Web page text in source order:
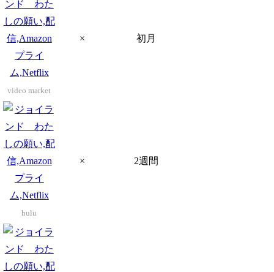
video market
× 初月
hulu
× 2週間